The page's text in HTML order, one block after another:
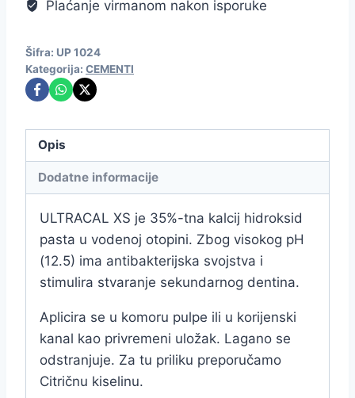
Plaćanje virmanom nakon isporuke
Šifra: UP 1024
Kategorija: CEMENTI
Opis
Dodatne informacije
ULTRACAL XS je 35%-tna kalcij hidroksid
pasta u vodenoj otopini. Zbog visokog pH
(12.5) ima antibakterijska svojstva i
stimulira stvaranje sekundarnog dentina.
Aplicira se u komoru pulpe ili u korijenski
kanal kao privremeni uložak. Lagano se
odstranjuje. Za tu priliku preporučamo
Citričnu kiselinu.